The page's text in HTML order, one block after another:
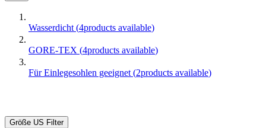
Wasserdicht (4products available)
GORE-TEX (4products available)
Für Einlegesohlen geeignet (2products available)
Größe US Filter